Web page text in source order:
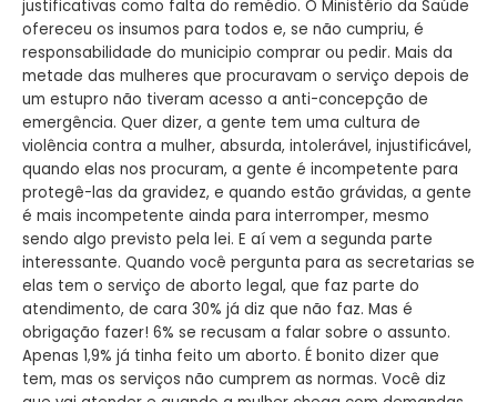
justificativas como falta do remédio. O Ministério da Saúde
ofereceu os insumos para todos e, se não cumpriu, é
responsabilidade do municipio comprar ou pedir. Mais da
metade das mulheres que procuravam o serviço depois de
um estupro não tiveram acesso a anti-concepção de
emergência. Quer dizer, a gente tem uma cultura de
violência contra a mulher, absurda, intolerável, injustificável,
quando elas nos procuram, a gente é incompetente para
protegê-las da gravidez, e quando estão grávidas, a gente
é mais incompetente ainda para interromper, mesmo
sendo algo previsto pela lei. E aí vem a segunda parte
interessante. Quando você pergunta para as secretarias se
elas tem o serviço de aborto legal, que faz parte do
atendimento, de cara 30% já diz que não faz. Mas é
obrigação fazer! 6% se recusam a falar sobre o assunto.
Apenas 1,9% já tinha feito um aborto. É bonito dizer que
tem, mas os serviços não cumprem as normas. Você diz